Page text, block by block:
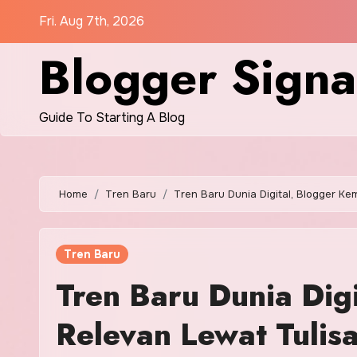
Fri. Aug 7th, 2026
Blogger
Guide To Starting A Blog
Home Tren Baru Tren Baru Dunia Digital, Blogger
Tren Baru
Tren Baru Dunia
Relevan Lewat